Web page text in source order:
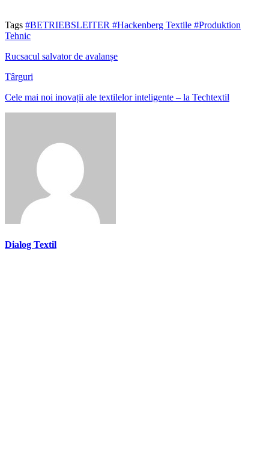
Tags #BETRIEBSLEITER #Hackenberg Textile #Produktion
Tehnic
Rucsacul salvator de avalanșe
Târguri
Cele mai noi inovații ale textilelor inteligente – la Techtextil
Dialog Textil